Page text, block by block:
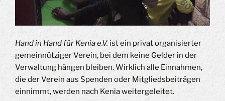
Hand in Hand für Kenia e.V. ist ein privat organisierter
gemeinnütziger Verein, bei dem keine Gelder in der
Verwaltung hängen bleiben. Wirklich alle Einnahmen,
die der Verein aus Spenden oder Mitgliedsbeiträgen
einnimmt, werden nach Kenia weitergeleitet.